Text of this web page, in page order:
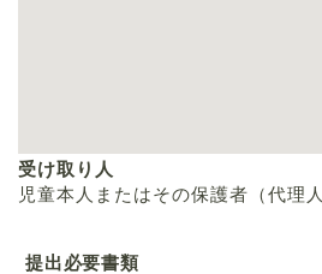
受け取り人
児童本人またはその保護者（代理
提出必要書類